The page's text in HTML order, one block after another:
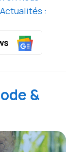
:
&